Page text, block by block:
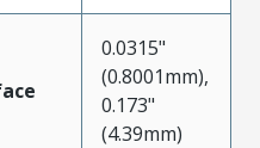
0.0315"
(0.8001mm),
0.173"
(4.39mm)